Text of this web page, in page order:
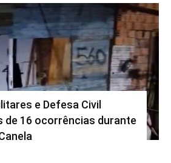
e Defesa Civil
de 16 ocorrências durante